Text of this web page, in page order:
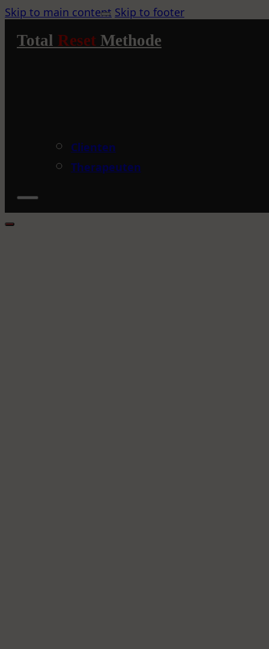
Skip to main content Skip to footer
Total Reset Methode
Clienten
Therapeuten